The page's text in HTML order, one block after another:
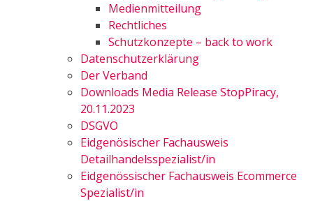
Medienmitteilung
Rechtliches
Schutzkonzepte – back to work
Datenschutzerklärung
Der Verband
Downloads Media Release StopPiracy,
20.11.2023
DSGVO
Eidgenösischer Fachausweis
Detailhandelsspezialist/in
Eidgenössischer Fachausweis Ecommerce
Spezialist/in